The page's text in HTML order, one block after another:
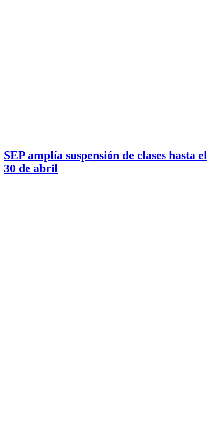
SEP amplía suspensión de clases hasta el
30 de abril